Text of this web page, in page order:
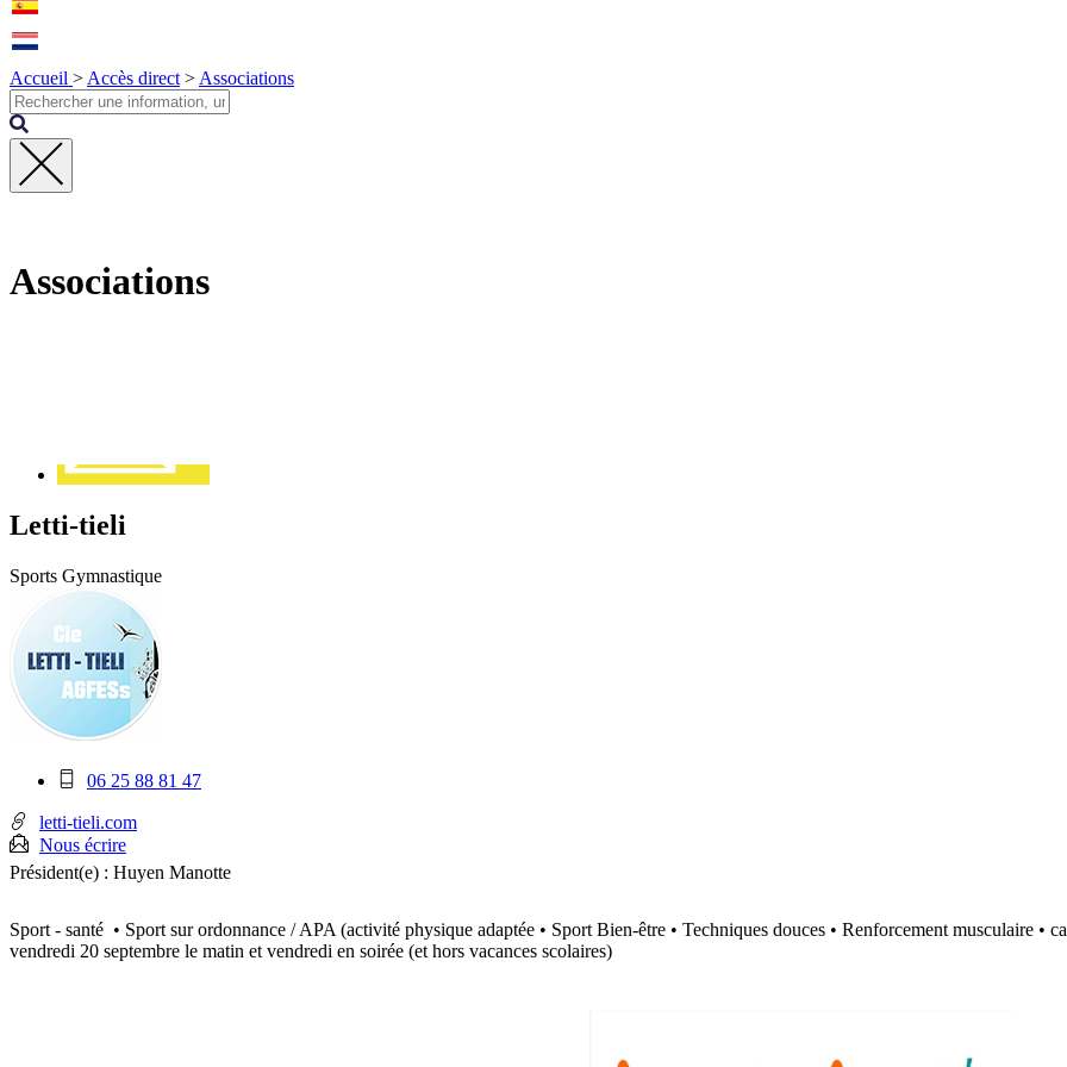
Accueil > Accès direct > Associations
Fermer
Associations
Letti-tieli
Sports Gymnastique
Téléphone
:
06 25 88 81 47
letti-tieli.com
Nous écrire
Président(e) : Huyen Manotte
Sport - santé • Sport sur ordonnance / APA (activité physique adaptée • Sport Bien-être • Techniques douces • Renforcement musculaire •
vendredi 20 septembre le matin et vendredi en soirée (et hors vacances scolaires)